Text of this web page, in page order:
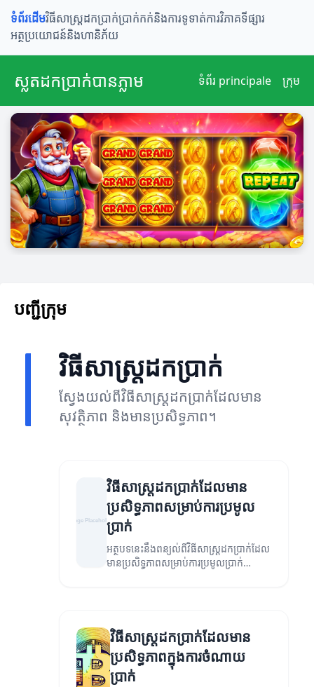
ទំព័រដើមវិធីសាស្រ្តដកប្រាក់ប្រាក់កក់និងការទូទាត់ការវិភាគទីផ្សារ
អត្ថប្រយោជន៍និងហានិភ័យ
ស្លតដកប្រាក់បានភ្លាម ទំព័រ principale ក្រុម
បញ្ជីក្រុម
វិធីសាស្រ្តដកប្រាក់
ស្វែងយល់ពីវិធីសាស្រ្តដកប្រាក់ដែលមាន
សុវត្ថិភាព និងមានប្រសិទ្ធភាព។
វិធីសាស្រ្តដកប្រាក់ដែលមាន
ប្រសិទ្ធភាពសម្រាប់ការប្រមូល
ប្រាក់
អត្ថបទនេះនឹងពន្យល់ពីវិធីសាស្រ្តដកប្រាក់ដែល
មានប្រសិទ្ធភាពសម្រាប់ការប្រមូលប្រាក់
វិធីសាស្រ្តដកប្រាក់ដែលមាន
ប្រសិទ្ធភាពក្នុងការចំណាយ
ប្រាក់